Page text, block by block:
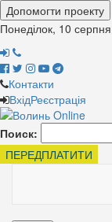
Допомогти проекту
Понеділок, 10 серпня
Контакти
ВхідРеєстрація
Поиск:
ПЕРЕДПЛАТИТИ